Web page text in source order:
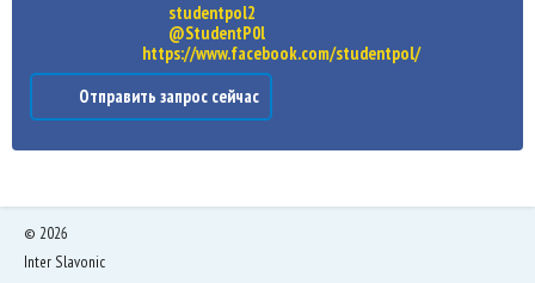
studentpol2
@StudentP0l
https://www.facebook.com/studentpol/
Отправить запрос сейчас
© 2026
Inter Slavonic